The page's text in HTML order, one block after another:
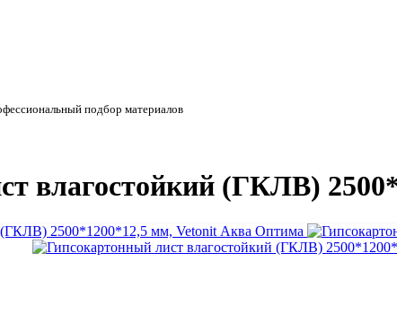
подбор материалов
влагостойкий (ГКЛВ)